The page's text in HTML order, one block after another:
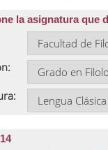
la asignatura que